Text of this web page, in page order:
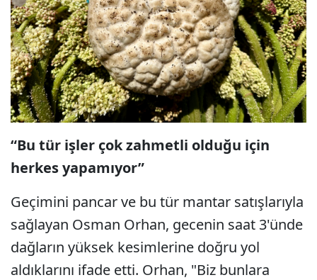
“Bu tür işler çok zahmetli olduğu için
herkes yapamıyor”
Geçimini pancar ve bu tür mantar satışlarıyla
sağlayan Osman Orhan, gecenin saat 3'ünde
dağların yüksek kesimlerine doğru yol
aldıklarını ifade etti. Orhan, "Biz bunlara